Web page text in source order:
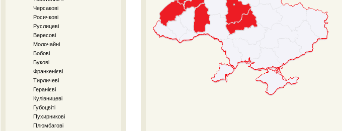
Черсакові
Росичкові
Руслицеві
Вересові
Молочайні
Бобові
Букові
Франкенієві
Тирличеві
Геранієві
Кулівницеві
Губоцвіті
Пухирникові
Плюмбагові